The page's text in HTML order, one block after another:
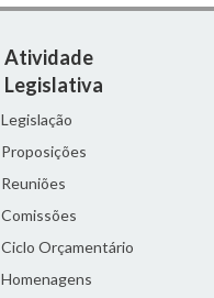
Atividade
Legislativa
Legislação
Proposições
Reuniões
Comissões
Ciclo Orçamentário
Homenagens